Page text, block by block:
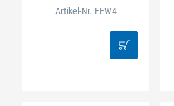
Bit HEX 4 x 50
Artikel-Nr. FEW4